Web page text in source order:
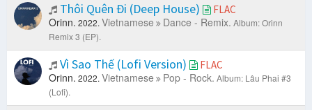
Thôi Quên Đi (Deep House) FLAC
Orinn. 2022. Vietnamese Dance - Remix. Album: Orinn
Remix 3 (EP).
Vì Sao Thế (Lofi Version) FLAC
Orinn. 2022. Vietnamese Pop - Rock. Album: Lâu Phai #3
(Lofi).